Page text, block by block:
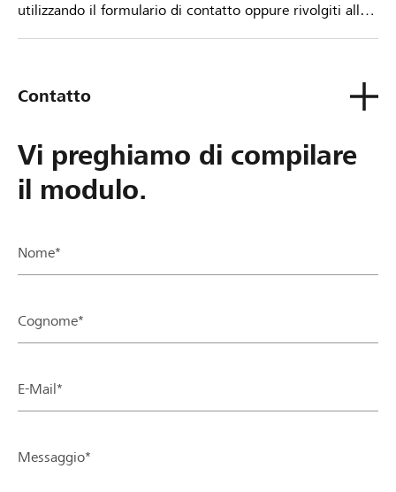
utilizzando il formulario di contatto oppure rivolgiti alla
Contatto
Vi preghiamo di compilare
il modulo.
Nome*
Cognome*
E-Mail*
Messaggio*